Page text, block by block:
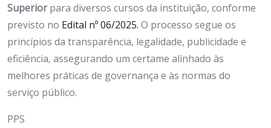
Superiorpara diversos cursos da instituição, conforme
previsto no Edital nº 06/2025. O processo segue os
princípios da transparência, legalidade, publicidade e
eficiência, assegurando um certame alinhado às
melhores práticas de governança e às normas do
serviço público.
PPS